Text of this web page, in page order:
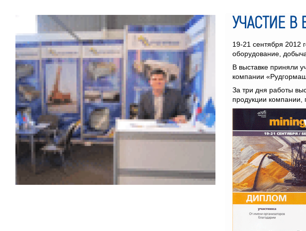
УЧАСТИЕ В
19-21 сентября 2012
оборудование,
В выставке приняли
компании
За три дня работы
продукции компании,